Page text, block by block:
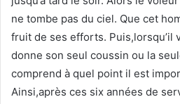
ne tombe pas du ciel. Que cet
fruit de ses efforts. Puis,lorsqu’il
donne son seul coussin ou la
comprend à quel point il est
Ainsi,après ces six années de